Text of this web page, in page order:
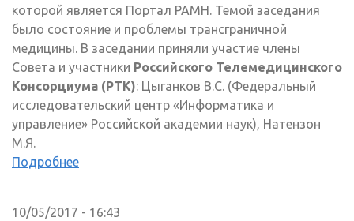
которой является Портал РАМН. Темой заседания
было состояние и проблемы трансграничной
медицины. В заседании приняли участие члены
Совета и участники Российского Телемедицинского
Консорциума (РТК): Цыганков В.С. (Федеральный
исследовательский центр «Информатика и
управление» Российской академии наук), Натензон
М.Я.
Подробнее
10/05/2017 - 16:43